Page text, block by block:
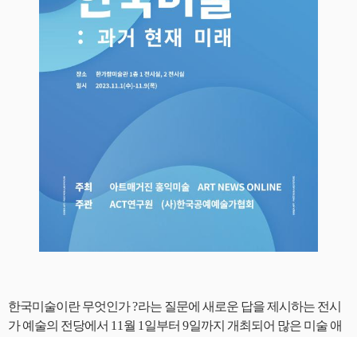
한국미술이란 무엇인가?라는 질문에 새로운 답을 제시하는 전시
가 예술의 전당에서 11 월 1 일부터 9일까지 개최되어 많은 미술 애